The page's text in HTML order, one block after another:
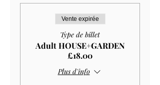
Vente expirée
Type de billet
Adult HOUSE+GARDEN
£18.00
Plus d'info